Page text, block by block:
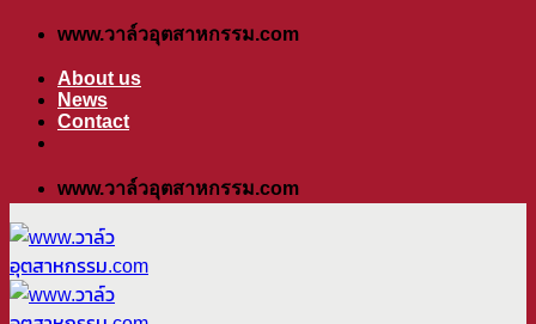
ข้าม
เนื้อหา
www.วาล์วอุตสาหกรรม.com
About us
News
Contact
www.วาล์วอุตสาหกรรม.com